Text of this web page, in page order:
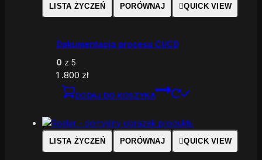
LISTA ŻYCZEŃ PORÓWNAJ QUICK VIEW
Dokumentacja procesu CI/CD
0 z 5
1 .800 zł
DODAJ DO KOSZYKA
LISTA ŻYCZEŃ PORÓWNAJ QUICK VIEW